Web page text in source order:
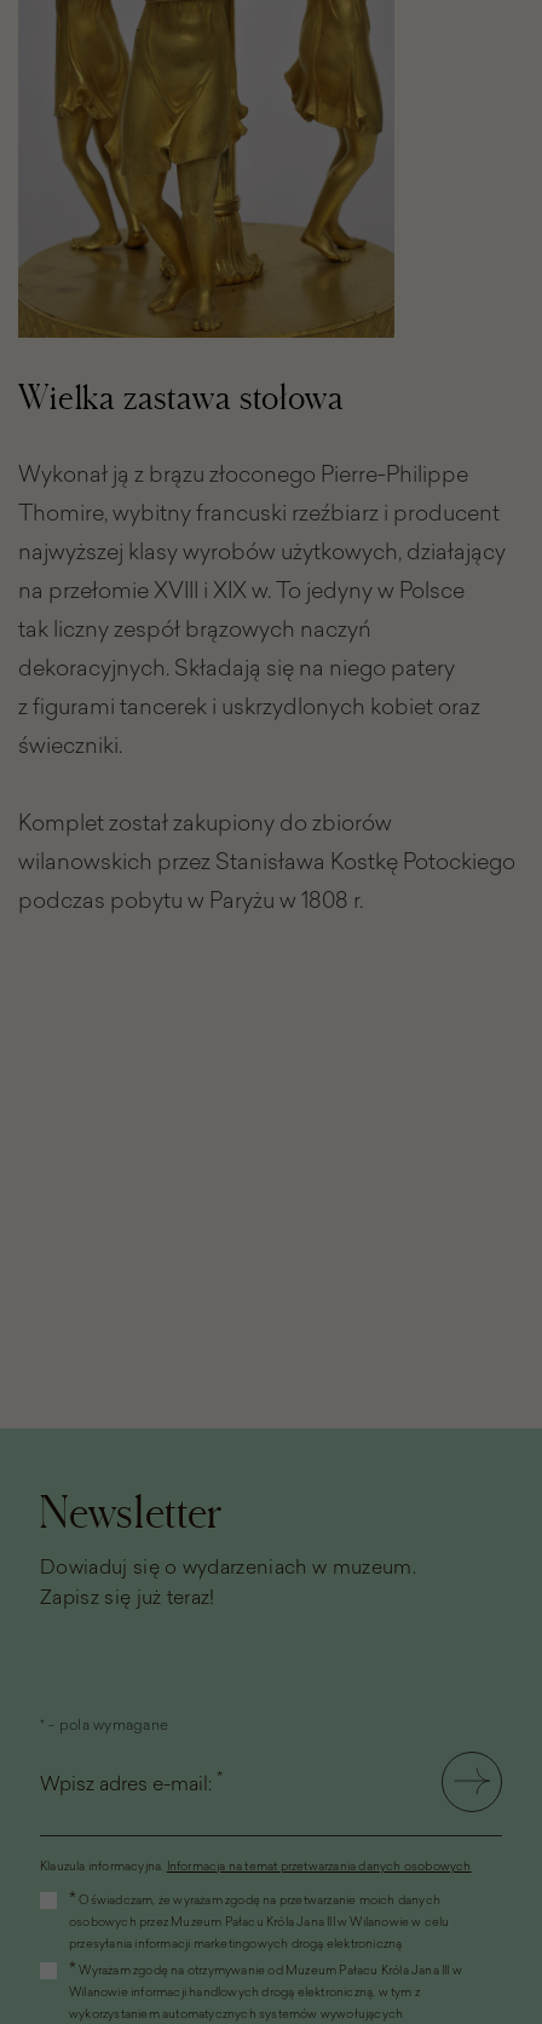
Wielka zastawa stołowa
Wykonał ją z brązu złoconego Pierre-Philippe
Thomire, wybitny francuski rzeźbiarz i producent
najwyższej klasy wyrobów użytkowych, działający
na przełomie XVIII i XIX w. To jedyny w Polsce
tak liczny zespół brązowych naczyń
dekoracyjnych. Składają się na niego patery
z figurami tancerek i uskrzydlonych kobiet oraz
świeczniki.
Komplet został zakupiony do zbiorów
wilanowskich przez Stanisława Kostkę Potockiego
podczas pobytu w Paryżu w 1808 r.
Stopka
Newsletter
Dowiaduj się o wydarzeniach w muzeum.
Zapisz się już teraz!
* - pola wymagane
Wpisz adres e-mail: *
Klauzula informacyjna. Informacja na temat przetwarzania danych osobowych
otworzy
nowym
oknie)
* Oświadczam, że wyrażam zgodę na przetwarzanie moich danych
osobowych przez Muzeum Pałacu Króla Jana III w Wilanowie w celu
przesyłania informacji marketingowych drogą elektroniczną
* Wyrażam zgodę na otrzymywanie od Muzeum Pałacu Króla Jana III w
Wilanowie informacji handlowych drogą elektroniczną, w tym z
wykorzystaniem automatycznych systemów wywołujących